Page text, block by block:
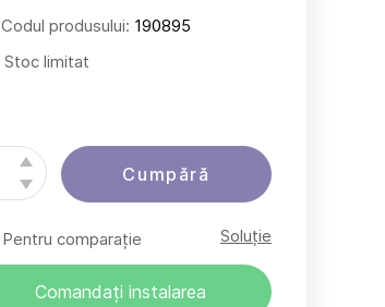
Codul produsului: 190895
Stoc limitat
Cumpără
Pentru comparație Soluție
Comandați instalarea